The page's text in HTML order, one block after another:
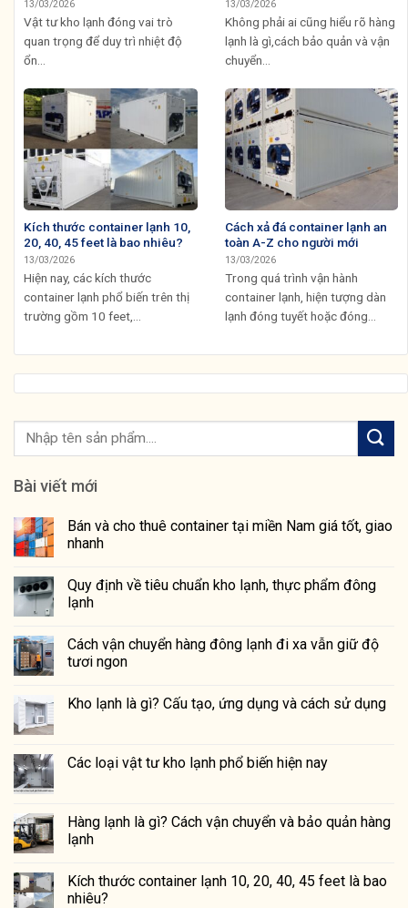
13/03/2026
Vật tư kho lạnh đóng vai trò
quan trọng để duy trì nhiệt độ
ổn...
13/03/2026
Không phải ai cũng hiểu rõ hàng
lạnh là gì,cách bảo quản và vận
chuyển...
Kích thước container lạnh 10,
20, 40, 45 feet là bao nhiêu?
13/03/2026
Hiện nay, các kích thước
container lạnh phổ biến trên thị
trường gồm 10 feet,...
Cách xả đá container lạnh an
toàn A-Z cho người mới
13/03/2026
Trong quá trình vận hành
container lạnh, hiện tượng dàn
lạnh đóng tuyết hoặc đóng...
Bài viết mới
Bán và cho thuê container tại miền Nam giá tốt, giao
nhanh
Quy định về tiêu chuẩn kho lạnh, thực phẩm đông
lạnh
Cách vận chuyển hàng đông lạnh đi xa vẫn giữ độ
tươi ngon
Kho lạnh là gì? Cấu tạo, ứng dụng và cách sử dụng
Các loại vật tư kho lạnh phổ biến hiện nay
Hàng lạnh là gì? Cách vận chuyển và bảo quản hàng
lạnh
Kích thước container lạnh 10, 20, 40, 45 feet là bao
nhiêu?